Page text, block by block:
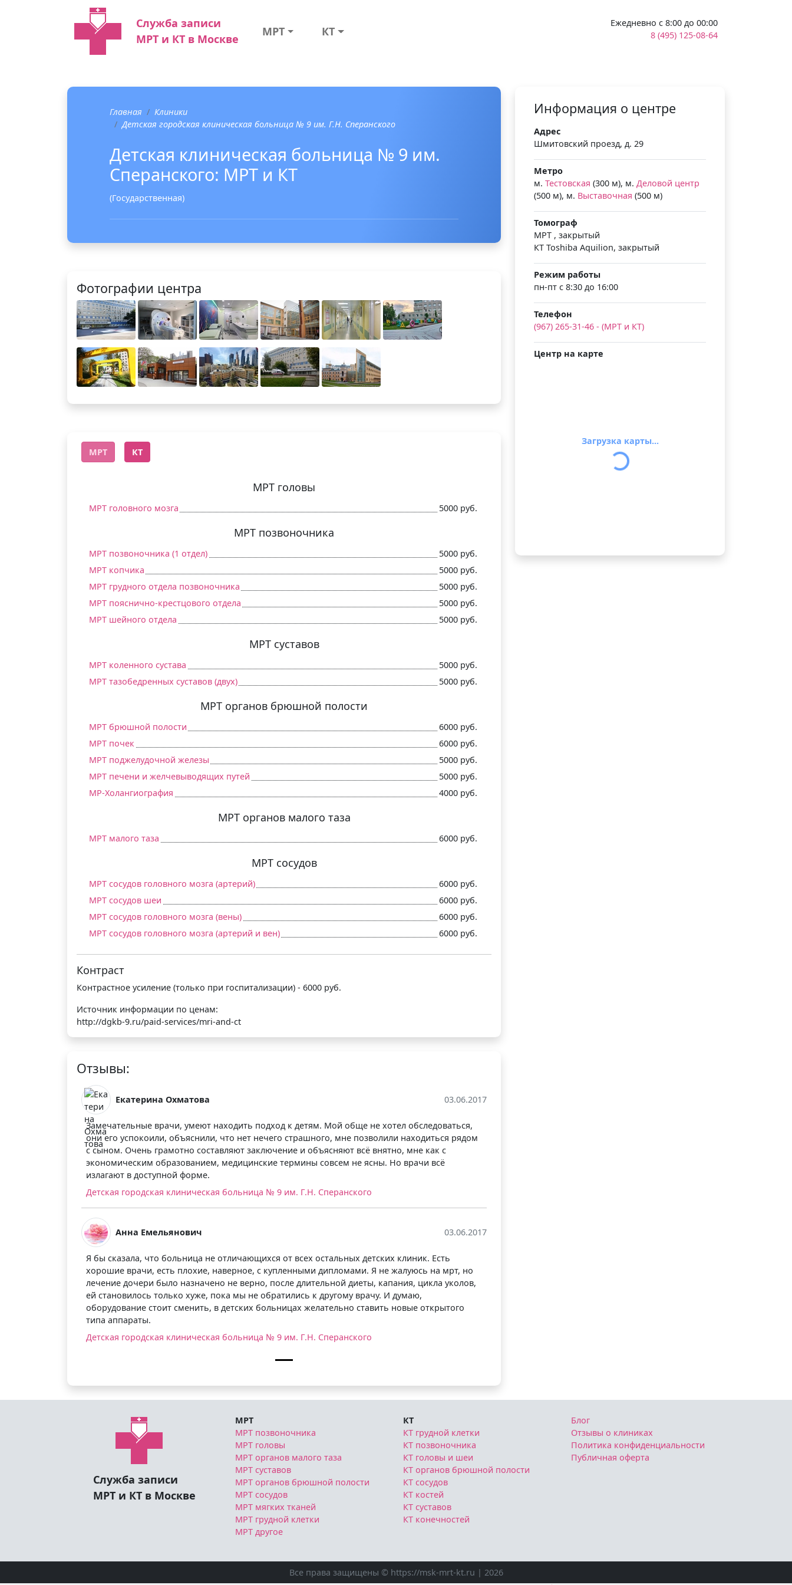
Служба записи
МРТ и КТ в Москве
МРТ КТ
Ежедневно с 8:00 до 00:00
8 (495) 125-08-64
Главная
Клиники
Детская городская клиническая больница № 9 им. Г.Н. Сперанского
Детская клиническая больница № 9 им.
Сперанского: МРТ и КТ
(Государственная)
Фотографии центра
МРТ КТ
МРТ головы
МРТ головного мозга 5000 руб.
МРТ позвоночника
МРТ позвоночника (1 отдел)
5000 руб.
МРТ копчика
5000 руб.
МРТ грудного отдела позвоночника
5000 руб.
МРТ пояснично-крестцового отдела
5000 руб.
МРТ шейного отдела
5000 руб.
МРТ суставов
МРТ коленного сустава
5000 руб.
МРТ тазобедренных суставов (двух)
5000 руб.
МРТ органов брюшной полости
МРТ брюшной полости
6000 руб.
МРТ почек
6000 руб.
МРТ поджелудочной железы
5000 руб.
МРТ печени и желчевыводящих путей
5000 руб.
МР-Холангиография
4000 руб.
МРТ органов малого таза
МРТ малого таза 6000 руб.
МРТ сосудов
МРТ сосудов головного мозга (артерий)
6000 руб.
МРТ сосудов шеи
6000 руб.
МРТ сосудов головного мозга (вены)
6000 руб.
МРТ сосудов головного мозга (артерий и вен)
6000 руб.
Контраст
Контрастное усиление (только при госпитализации) - 6000 руб.
Источник информации по ценам:
http://dgkb-9.ru/paid-services/mri-and-ct
Информация о центре
Адрес
Шмитовский проезд, д. 29
Метро
м. Тестовская (300 м), м. Деловой центр
(500 м), м. Выставочная (500 м)
Томограф
МРТ , закрытый
КТ Toshiba Aquilion, закрытый
Режим работы
пн-пт с 8:30 до 16:00
Телефон
(967) 265-31-46 - (МРТ и КТ)
Центр на карте
Загрузка карты...
Отзывы:
Екатерина Охматова 03.06.2017
Замечательные врачи, умеют находить подход к детям. Мой обще не хотел обследоваться,
они его успокоили, объяснили, что нет нечего страшного, мне позволили находиться рядом
с сыном. Очень грамотно составляют заключение и объясняют всё внятно, мне как с
экономическим образованием, медицинские термины совсем не ясны. Но врачи всё
излагают в доступной форме.
Детская городская клиническая больница № 9 им. Г.Н. Сперанского
Анна Емельянович 03.06.2017
Я бы сказала, что больница не отличающихся от всех остальных детских клиник. Есть
хорошие врачи, есть плохие, наверное, с купленными дипломами. Я не жалуюсь на мрт, но
лечение дочери было назначено не верно, после длительной диеты, капания, цикла уколов,
ей становилось только хуже, пока мы не обратились к другому врачу. И думаю,
оборудование стоит сменить, в детских больницах желательно ставить новые открытого
типа аппараты.
Детская городская клиническая больница № 9 им. Г.Н. Сперанского
Служба записи
МРТ и КТ в Москве
МРТ
МРТ позвоночника
МРТ головы
МРТ органов малого таза
МРТ суставов
МРТ органов брюшной полости
МРТ сосудов
МРТ мягких тканей
МРТ грудной клетки
МРТ другое
КТ
КТ грудной клетки
КТ позвоночника
КТ головы и шеи
КТ органов брюшной полости
КТ сосудов
КТ костей
КТ суставов
КТ конечностей
Блог
Отзывы о клиниках
Политика конфиденциальности
Публичная оферта
Все права защищены © https://msk-mrt-kt.ru | 2026